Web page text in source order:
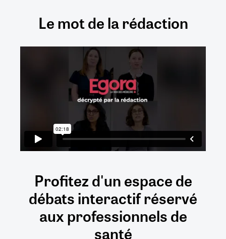
Le mot de la rédaction
Profitez d'un espace de
débatsinteractifréservé
auxprofessionnels de
santé